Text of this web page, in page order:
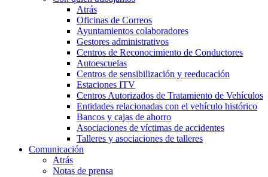
Atrás
Oficinas de Correos
Ayuntamientos colaboradores
Gestores administrativos
Centros de Reconocimiento de Conductores
Autoescuelas
Centros de sensibilización y reeducación
Estaciones ITV
Centros Autorizados de Tratamiento de Vehículos
Entidades relacionadas con el vehículo histórico
Bancos y cajas de ahorro
Asociaciones de víctimas de accidentes
Talleres y asociaciones de talleres
Comunicación
Atrás
Notas de prensa